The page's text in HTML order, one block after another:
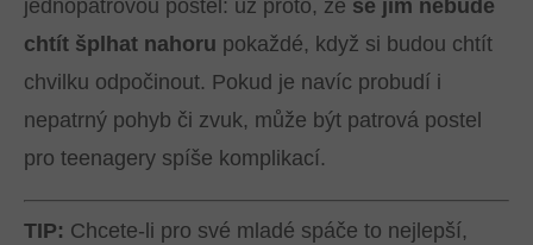
jednopatrovou postel: už proto, že se jim nebude
chtít šplhat nahoru pokaždé, když si budou chtít
chvilku odpočinout. Pokud je navíc probudí i
nepatrný pohyb či zvuk, může být patrová postel
pro teenagery spíše komplikací.
TIP: Chcete-li pro své mladé spáče to nejlepší,